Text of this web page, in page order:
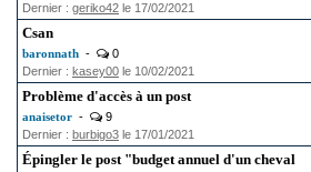
Dernier : geriko42 le 17/02/2021
Csan
baronnath -
0
Dernier : kasey00 le 10/02/2021
Problème d'accès à un post
anaisetor -
9
Dernier : burbigo3 le 17/01/2021
Épingler le post "budget annuel d'un cheval